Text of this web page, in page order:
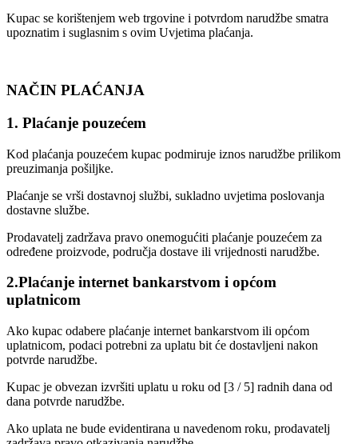
Kupac se korištenjem web trgovine i potvrdom narudžbe smatra
upoznatim i suglasnim s ovim Uvjetima plaćanja.
NAČIN PLAĆANJA
1. Plaćanje pouzećem
Kod plaćanja pouzećem kupac podmiruje iznos narudžbe prilikom
preuzimanja pošiljke.
Plaćanje se vrši dostavnoj službi, sukladno uvjetima poslovanja
dostavne službe.
Prodavatelj zadržava pravo onemogućiti plaćanje pouzećem za
određene proizvode, područja dostave ili vrijednosti narudžbe.
2.Plaćanje internet bankarstvom i općom
uplatnicom
Ako kupac odabere plaćanje internet bankarstvom ili općom
uplatnicom, podaci potrebni za uplatu bit će dostavljeni nakon
potvrde narudžbe.
Kupac je obvezan izvršiti uplatu u roku od [3 / 5] radnih dana od
dana potvrde narudžbe.
Ako uplata ne bude evidentirana u navedenom roku, prodavatelj